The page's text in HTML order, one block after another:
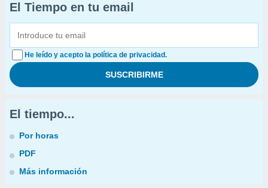
El Tiempo en tu email
He leído y acepto la política de privacidad.
El tiempo...
Por horas
PDF
Más información